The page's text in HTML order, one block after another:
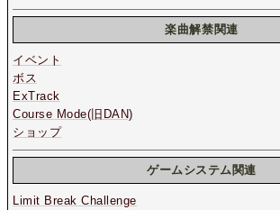
楽曲解禁関連
イベント
ボス
ExTrack
Course Mode(旧DAN)
ショップ
ゲームシステム関連
Limit Break Challenge